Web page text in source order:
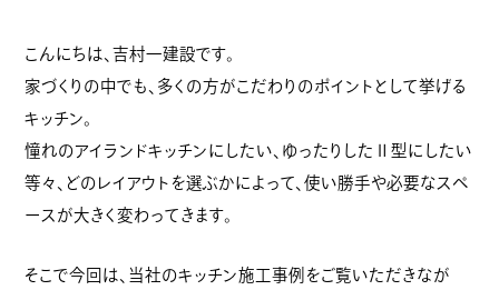
こんにちは、吉村一建設です。
家づくりの中でも、多くの方がこだわりのポイントとして挙げる
キッチン。
憧れのアイランドキッチンにしたい、ゆったりしたⅡ型にしたい
等々、どのレイアウトを選ぶかによって、使い勝手や必要なスペ
ースが大きく変わってきます。
そこで今回は、当社のキッチン施工事例をご覧いただきなが